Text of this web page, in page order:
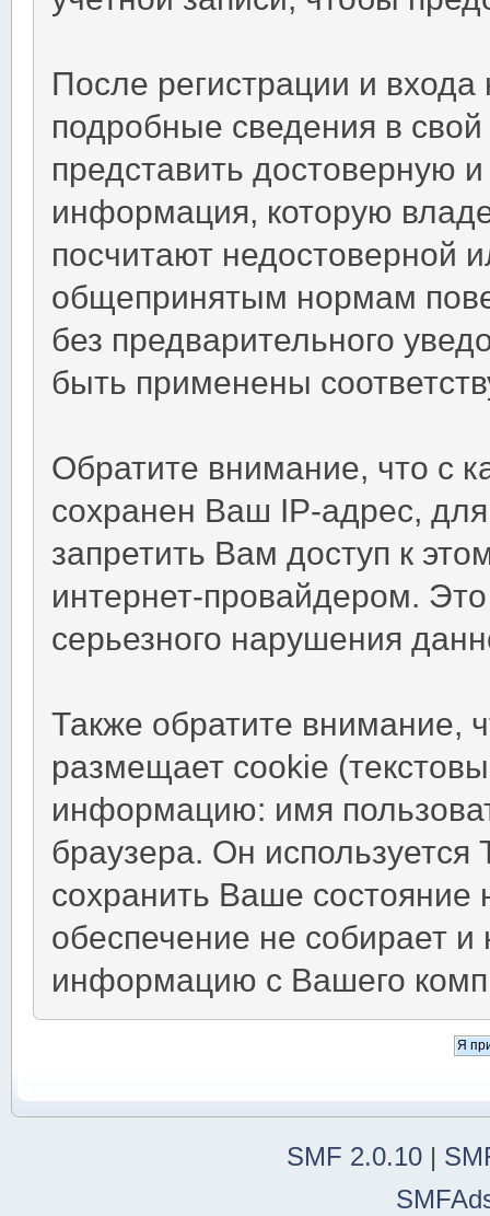
После регистрации и
подробные сведения в
представить
информация, которую
посчитают недостоверной
общепринятым нормам
без предварительного
быть применены
Обратите внимание, что с
сохранен Ваш IP-адрес,
запретить Вам доступ к
интернет-провайдером.
серьезного нарушения
Также обратите внимание,
размещает cookie
информацию: имя
браузера. Он
сохранить Ваше
обеспечение не собирает
информацию с Вашего
SMF 2.0.10|